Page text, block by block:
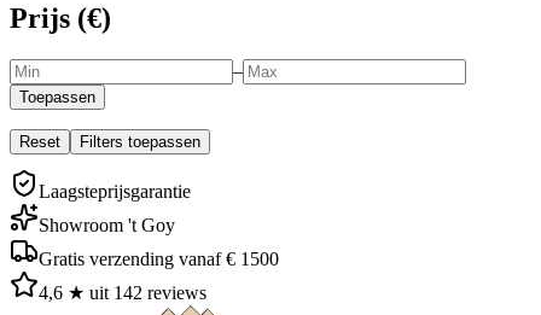
Prijs (€)
–
Toepassen
Reset Filters toepassen
Laagsteprijsgarantie
Showroom 't Goy
Gratis verzending vanaf € 1500
4,6 ★ uit 142 reviews